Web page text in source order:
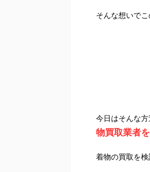
そんな想いで
今日はそんな方
物買取業者
着物の買取を